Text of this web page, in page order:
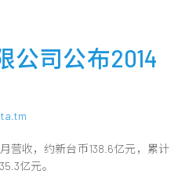
公司公布2014
营收，约新台币138.6亿元，累计
亿元。